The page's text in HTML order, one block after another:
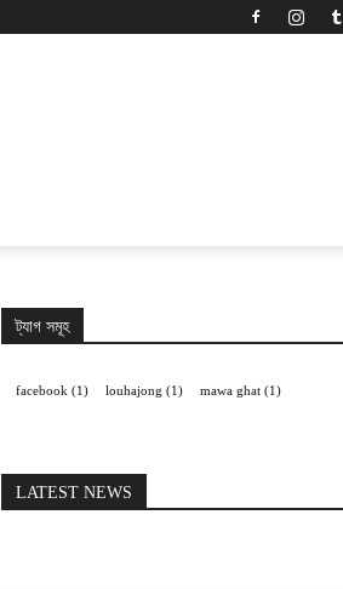
ট্যাগ সমূহ
facebook (1) louhajong (1) mawa ghat (1)
LATEST NEWS